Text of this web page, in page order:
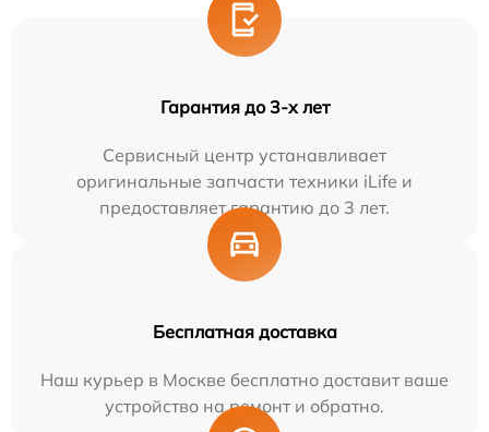
Гарантия до 3-х лет
Сервисный центр устанавливает
оригинальные запчасти техники iLife и
предоставляет гарантию до 3 лет.
Бесплатная доставка
Наш курьер в Москве бесплатно доставит ваше
устройство на ремонт и обратно.